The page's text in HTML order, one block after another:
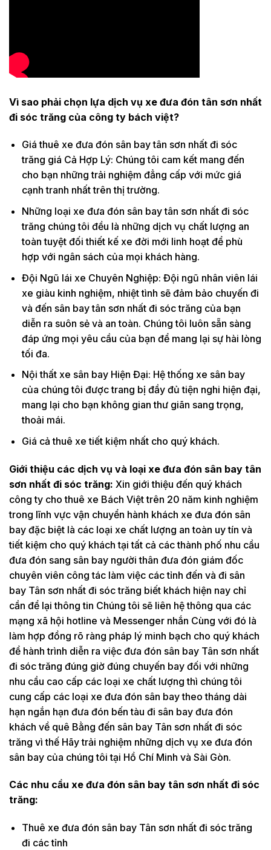
Vì sao phải chọn lựa dịch vụ xe đưa đón tân sơn nhất
đi sóc trăng của công ty bách việt?
Giá thuê xe đưa đón sân bay tân sơn nhất đi sóc
trăng giá Cả Hợp Lý: Chúng tôi cam kết mang đến
cho bạn những trải nghiệm đẳng cấp với mức giá
cạnh tranh nhất trên thị trường.
Những loại xe đưa đón sân bay tân sơn nhất đi sóc
trăng chúng tôi đều là những dịch vụ chất lượng an
toàn tuyệt đối thiết kế xe đời mới linh hoạt để phù
hợp với ngân sách của mọi khách hàng.
Đội Ngũ lái xe Chuyên Nghiệp: Đội ngũ nhân viên lái
xe giàu kinh nghiệm, nhiệt tình sẽ đảm bảo chuyến đi
và đến sân bay tân sơn nhất đi sóc trăng của bạn
diễn ra suôn sẻ và an toàn. Chúng tôi luôn sẵn sàng
đáp ứng mọi yêu cầu của bạn để mang lại sự hài lòng
tối đa.
Nội thất xe sân bay Hiện Đại: Hệ thống xe sân bay
của chúng tôi được trang bị đầy đủ tiện nghi hiện đại,
mang lại cho bạn không gian thư giãn sang trọng,
thoải mái.
Giá cả thuê xe tiết kiệm nhất cho quý khách.
Giới thiệu các dịch vụ và loại xe đưa đón sân bay tân
sơn nhất đi sóc trăng: Xin giới thiệu đến quý khách
công ty cho thuê xe Bách Việt trên 20 năm kinh nghiệm
trong lĩnh vực vận chuyển hành khách xe đưa đón sân
bay đặc biệt là các loại xe chất lượng an toàn uy tín và
tiết kiệm cho quý khách tại tất cả các thành phố nhu cầu
đưa đón sang sân bay người thân đưa đón giám đốc
chuyên viên công tác làm việc các tỉnh đến và đi sân
bay Tân sơn nhất đi sóc trăng biết khách hiện nay chỉ
cần để lại thông tin Chúng tôi sẽ liên hệ thông qua các
mạng xã hội hotline và Messenger nhắn Cùng với đó là
làm hợp đồng rõ ràng pháp lý minh bạch cho quý khách
để hành trình diễn ra việc đưa đón sân bay Tân sơn nhất
đi sóc trăng đúng giờ đúng chuyến bay đối với những
nhu cầu cao cấp các loại xe chất lượng thì chúng tôi
cung cấp các loại xe đưa đón sân bay theo tháng dài
hạn ngắn hạn đưa đón bến tàu đi sân bay đưa đón
khách về quê Bằng đến sân bay Tân sơn nhất đi sóc
trăng vì thế Hãy trải nghiệm những dịch vụ xe đưa đón
sân bay của chúng tôi tại Hồ Chí Minh và Sài Gòn.
Các nhu cầu xe đưa đón sân bay tân sơn nhất đi sóc
trăng:
Thuê xe đưa đón sân bay Tân sơn nhất đi sóc trăng
đi các tỉnh